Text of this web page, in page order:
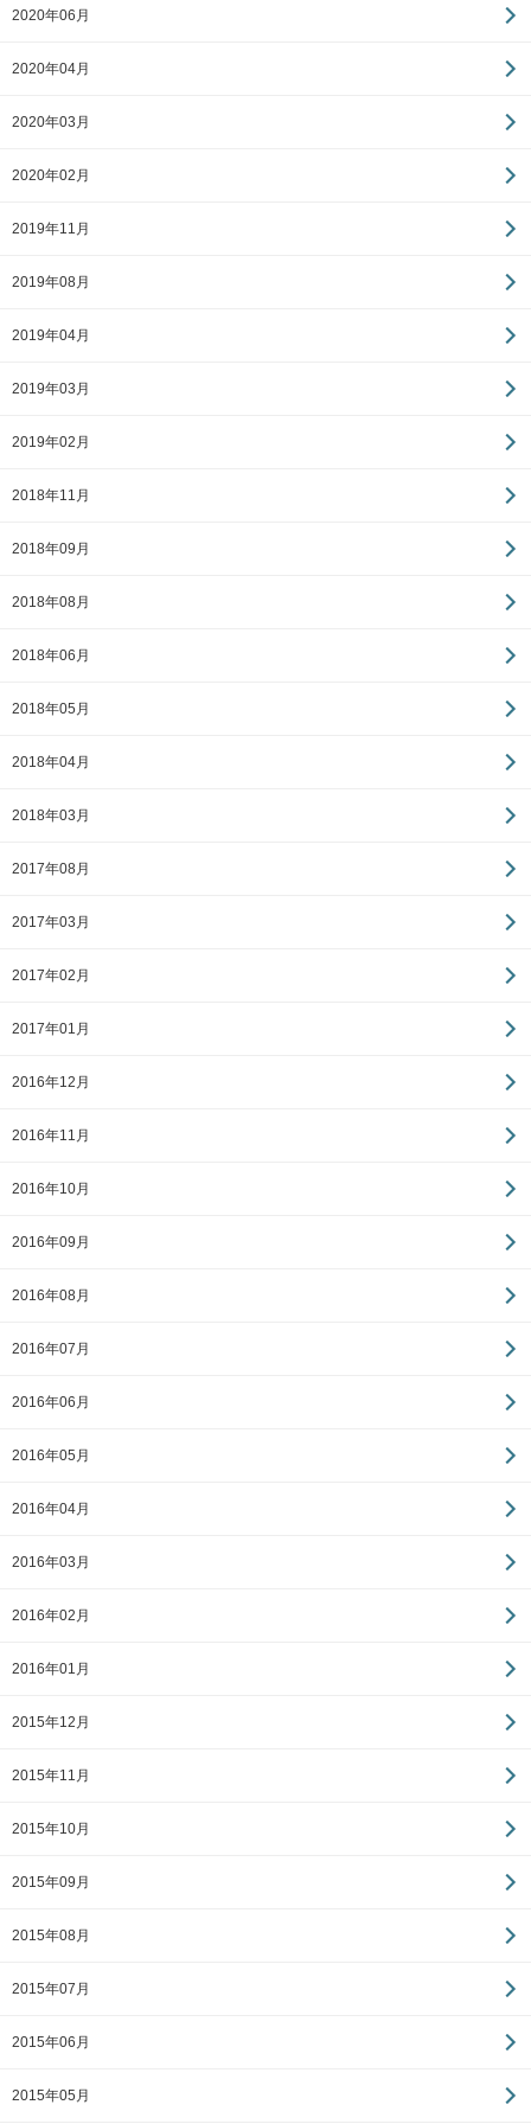
2020年06月
2020年04月
2020年03月
2020年02月
2019年11月
2019年08月
2019年04月
2019年03月
2019年02月
2018年11月
2018年09月
2018年08月
2018年06月
2018年05月
2018年04月
2018年03月
2017年08月
2017年03月
2017年02月
2017年01月
2016年12月
2016年11月
2016年10月
2016年09月
2016年08月
2016年07月
2016年06月
2016年05月
2016年04月
2016年03月
2016年02月
2016年01月
2015年12月
2015年11月
2015年10月
2015年09月
2015年08月
2015年07月
2015年06月
2015年05月